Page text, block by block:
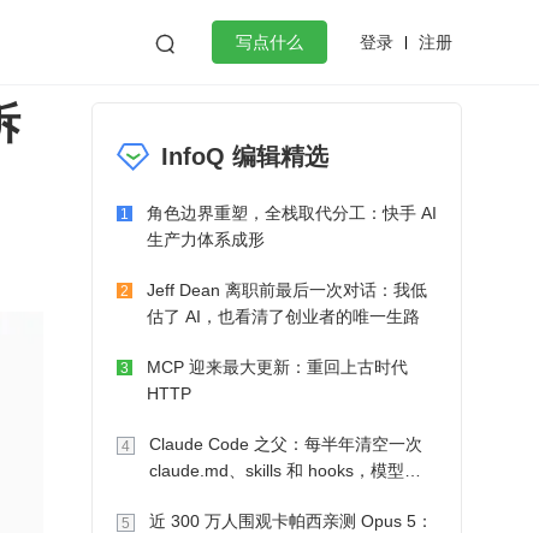
 写点什么 登录 注册
作
微服务架构 flutter
InfoQ 编辑精选
1
角色边界重塑，全栈取代分工：快手 AI
生产力体系成形
2
Jeff Dean 离职前最后一次对话：我低
估了 AI，也看清了创业者的唯一生路
3
MCP 迎来最大更新：重回上古时代
HTTP
4
Claude Code 之父：每半年清空一次
claude.md、skills 和 hooks，模型自
5
近 300 万人围观卡帕西亲测 Opus 5：